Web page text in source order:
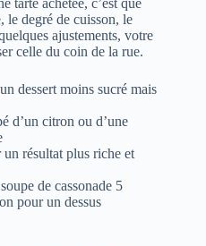
le degré de cuisson, le
ajustements, votre
celle du coin de la rue.
dessert moins sucré mais
d’un citron ou d’une
résultat plus riche et
de cassonade 5
pour un dessus